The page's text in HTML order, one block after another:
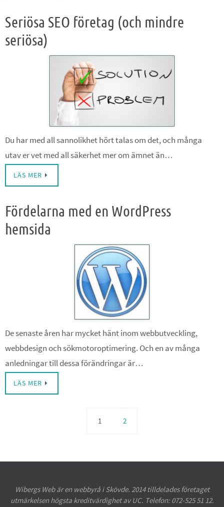
Seriösa SEO företag (och mindre
seriösa)
Du har med all sannolikhet hört talas om det, och många
utav er vet med all säkerhet mer om ämnet än…
LÄS MER
Fördelarna med en WordPress
hemsida
De senaste åren har mycket hänt inom webbutveckling,
webbdesign och sökmotoroptimering. Och en av många
anledningar till dessa förändringar är…
LÄS MER
1 2
Wibergs Web är en webbyrå i Skövde. 2014 tilldelades företaget
utmärkelsen högsta kreditvärdighet av UC. Telefon: 072-525 51 12.